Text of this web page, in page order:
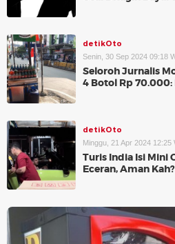
detikOto
Senin, 30 Sep 2024 09:18
Seloroh Jurnalis
4 Botol Rp 70.000:
detikOto
Minggu, 21 Apr 2024 12:25
Turis India Isi Mini
Eceran, Aman Kah?